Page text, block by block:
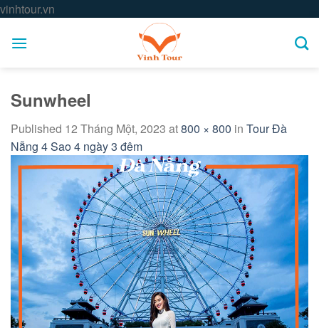
vinhtour.vn
Sunwheel
Published 12 Tháng Một, 2023 at800 × 800 in Tour Đà
Nẵng 4 Sao 4 ngày 3 đêm